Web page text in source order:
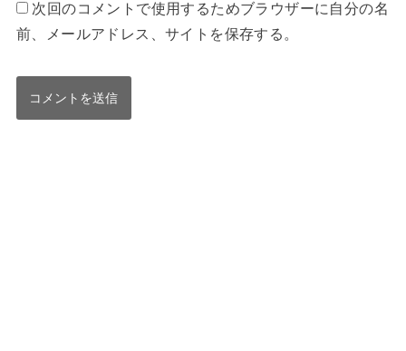
次回のコメントで使用するためブラウザーに自分の名
前、メールアドレス、サイトを保存する。